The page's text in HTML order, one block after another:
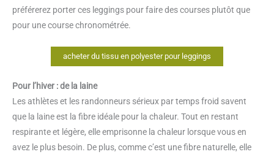
préférerez porter ces leggings pour faire des courses plutôt que
pour une course chronométrée.
acheter du tissu en polyester pour leggings
Pour l’hiver : de la laine
Les athlètes et les randonneurs sérieux par temps froid savent
que la laine est la fibre idéale pour la chaleur. Tout en restant
respirante et légère, elle emprisonne la chaleur lorsque vous en
avez le plus besoin. De plus, comme c’est une fibre naturelle, elle